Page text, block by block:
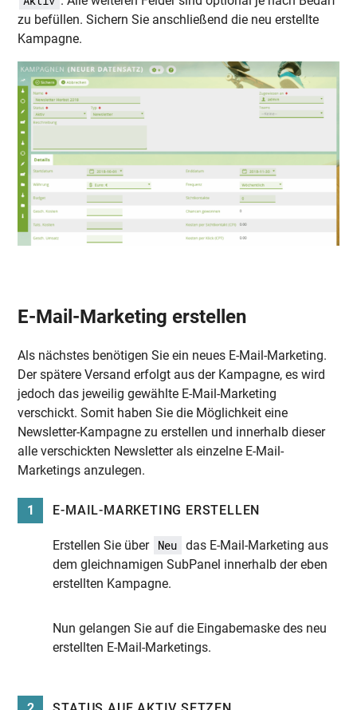
zu befüllen. Sichern Sie anschließend die neu erstellte
Kampagne.
E-Mail-Marketing erstellen
Als nächstes benötigen Sie ein neues E-Mail-Marketing.
Der spätere Versand erfolgt aus der Kampagne, es wird
jedoch das jeweilig gewählte E-Mail-Marketing
verschickt. Somit haben Sie die Möglichkeit eine
Newsletter-Kampagne zu erstellen und innerhalb dieser
alle verschickten Newsletter als einzelne E-Mail-
Marketings anzulegen.
1 E-MAIL-MARKETING ERSTELLEN
Erstellen Sie über Neu
das E-Mail-Marketing aus
dem gleichnamigen SubPanel innerhalb der eben
erstellten Kampagne.
Nun gelangen Sie auf die Eingabemaske des neu
erstellten E-Mail-Marketings.